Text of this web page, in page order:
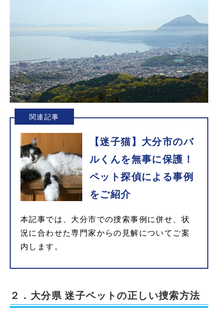
関連記事
【迷子猫】大分市のバ
ルくんを無事に保護！
ペット探偵による事例
をご紹介
本記事では、大分市での捜索事例に併せ、状
況に合わせた専門家からの見解についてご案
内します。
２．大分県 迷子ペットの正しい捜索方法